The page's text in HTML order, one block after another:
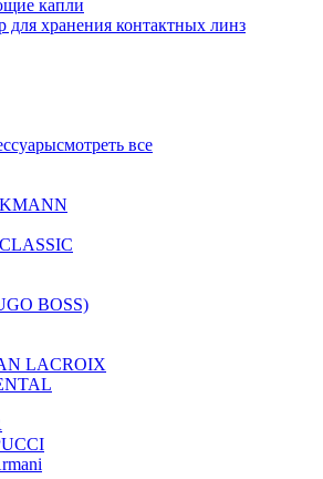
капли
для хранения контактных линз
смотреть все
BOSS)
LACROIX